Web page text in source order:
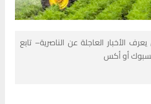
الأخبار العاجلة عن الناصرية– تابع
أو أكس